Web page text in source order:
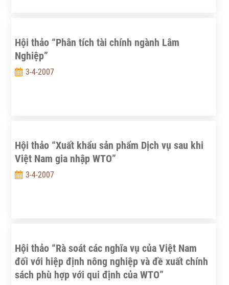
Hội thảo “Phân tích tài chính ngành Lâm
Nghiệp”
3-4-2007
Hội thảo “Xuất khẩu sản phẩm Dịch vụ sau khi
Việt Nam gia nhập WTO”
3-4-2007
Hội thảo “Rà soát các nghĩa vụ của Việt Nam
đối với hiệp định nông nghiệp và đề xuất chính
sách phù hợp với qui định của WTO”